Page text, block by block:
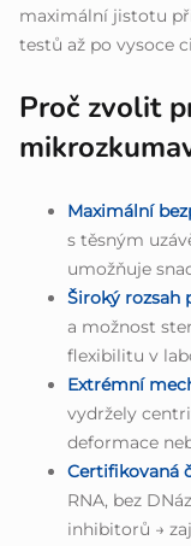
maximální jistotu
testů až po vysoce
Proč zvolit
Maximální
s těsným
umožňuje
Široký rozsah
a možnost
flexibilitu v
Extrémní
vydržely
deformace
Certifikovaná
RNA, bez
inhibitorů →